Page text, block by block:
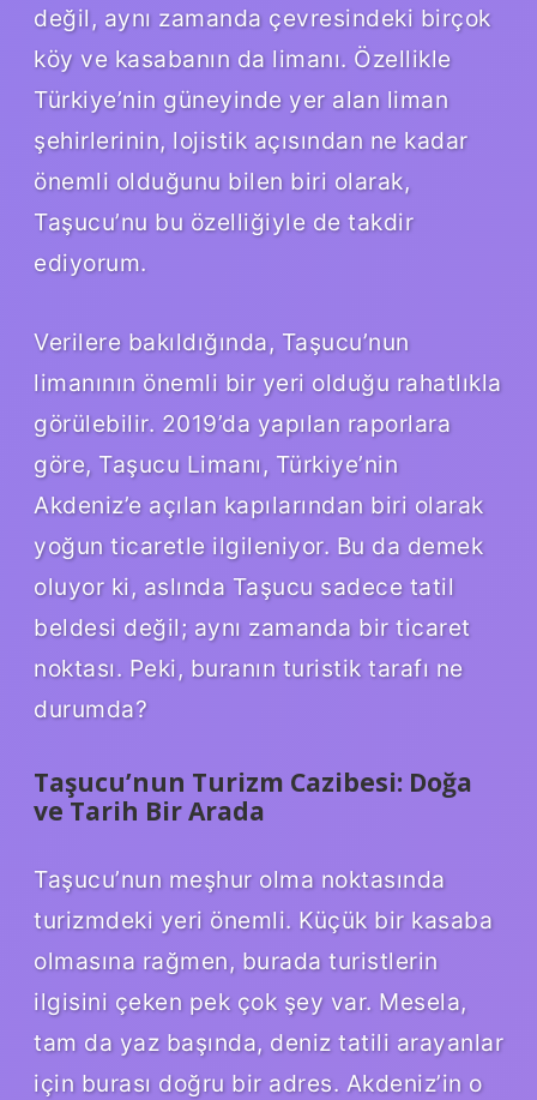
değil, aynı zamanda çevresindeki birçok
köy ve kasabanın da limanı. Özellikle
Türkiye’nin güneyinde yer alan liman
şehirlerinin, lojistik açısından ne kadar
önemli olduğunu bilen biri olarak,
Taşucu’nu bu özelliğiyle de takdir
ediyorum.
Verilere bakıldığında, Taşucu’nun
limanının önemli bir yeri olduğu rahatlıkla
görülebilir. 2019’da yapılan raporlara
göre, Taşucu Limanı, Türkiye’nin
Akdeniz’e açılan kapılarından biri olarak
yoğun ticaretle ilgileniyor. Bu da demek
oluyor ki, aslında Taşucu sadece tatil
beldesi değil; aynı zamanda bir ticaret
noktası. Peki, buranın turistik tarafı ne
durumda?
Taşucu’nun Turizm Cazibesi: Doğa
ve Tarih Bir Arada
Taşucu’nun meşhur olma noktasında
turizmdeki yeri önemli. Küçük bir kasaba
olmasına rağmen, burada turistlerin
ilgisini çeken pek çok şey var. Mesela,
tam da yaz başında, deniz tatili arayanlar
için burası doğru bir adres. Akdeniz’in o